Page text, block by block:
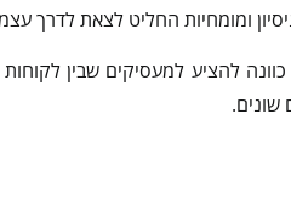
ומומחיות החליט לצאת לדרך
להציע למעסיקים שבין
שונים.